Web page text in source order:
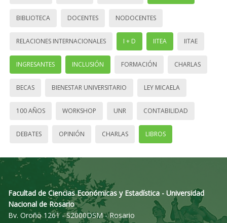
BIBLIOTECA DOCENTES NODOCENTES
RELACIONES INTERNACIONALES I + D IITEA IITAE
INGRESANTES INCLUSIÓN FORMACIÓN CHARLAS
BECAS BIENESTAR UNIVERSITARIO LEY MICAELA
100 AÑOS WORKSHOP UNR CONTABILIDAD
DEBATES OPINIÓN CHARLAS LIBROS
Facultad de Ciencias Económicas y Estadística - Universidad
Nacional de Rosario
Bv. Oroño 1261 - S2000DSM - Rosario